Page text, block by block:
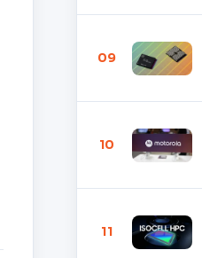
09
10
11